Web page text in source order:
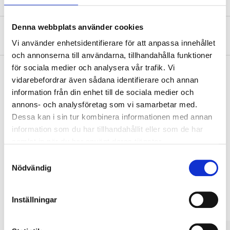
Denna webbplats använder cookies
Vi använder enhetsidentifierare för att anpassa innehållet
och annonserna till användarna, tillhandahålla funktioner
för sociala medier och analysera vår trafik. Vi
vidarebefordrar även sådana identifierare och annan
information från din enhet till de sociala medier och
annons- och analysföretag som vi samarbetar med.
Dessa kan i sin tur kombinera informationen med annan
information som du har tillhandahållit eller som de har
Nödvändig
Inställningar
Om tillverkaren
Köp & Hämta
Köp & Hämta i ditt varuhus inom 2 timmar! För mer information om
tjänsten och våra villkor.
Andra kunder köpte också